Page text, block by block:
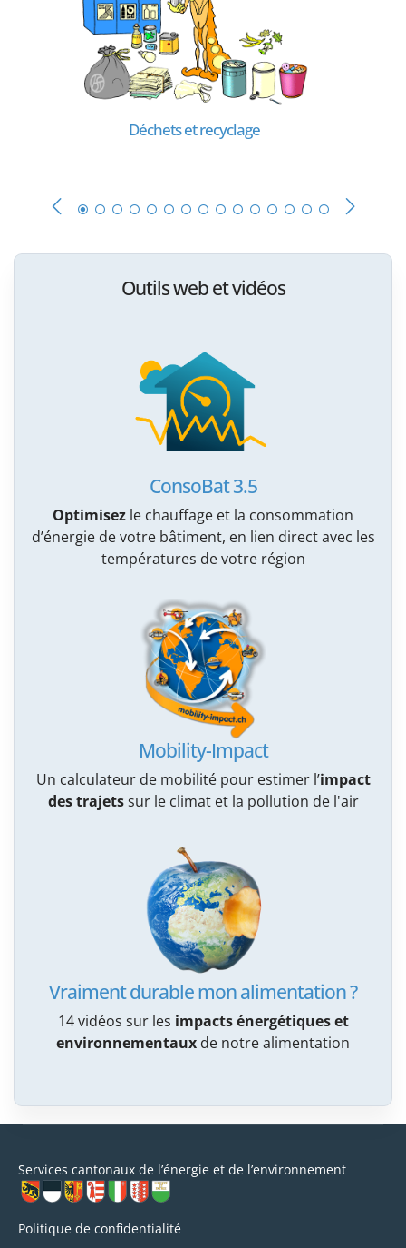
Déchets et recyclage
Outils web et vidéos
ConsoBat 3.5
Optimisez le chauffage et la consommation
d’énergie de votre bâtiment, en lien direct avec les
températures de votre région
Mobility-Impact
Un calculateur de mobilité pour estimer l’impact
des trajetssur le climat et la pollution de l'air
Vraiment durable mon alimentation ?
14 vidéos sur les impacts énergétiques et
environnementaux de notre alimentation
Services cantonaux de l’énergie et de l’environnement
Politique de confidentialité